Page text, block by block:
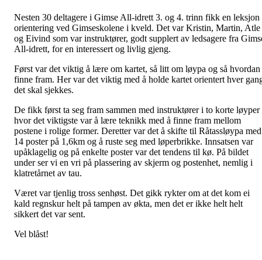
Nesten 30 deltagere i Gimse All-idrett 3. og 4. trinn fikk en leksjon
orientering ved Gimseskolene i kveld. Det var Kristin, Martin, Atle
og Eivind som var instruktører, godt supplert av ledsagere fra
All-idrett, for en interessert og livlig gjeng.
Først var det viktig å lære om kartet, så litt om løypa og så hvordan
finne fram. Her var det viktig med å holde kartet orientert hver
det skal sjekkes.
De fikk først ta seg fram sammen med instruktører i to korte løyper
hvor det viktigste var å lære teknikk med å finne fram mellom
postene i rolige former. Deretter var det å skifte til Råtassløypa med
14 poster på 1,6km og å ruste seg med løperbrikke. Innsatsen var
upåklagelig og på enkelte poster var det tendens til kø. På bildet
under ser vi en vri på plassering av skjerm og postenhet, nemlig i
klatretårnet av tau.
Været var tjenlig tross senhøst. Det gikk rykter om at det kom ei
kald regnskur helt på tampen av økta, men det er ikke helt helt
sikkert det var sent.
Vel blåst!